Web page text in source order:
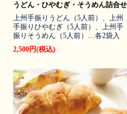
うどん・ひやむぎ・そうめん詰合せ
上州手振りうどん（5人前）、上州
手振りひやむぎ（5人前）、上州手
振りそうめん（5人前）…各2袋入
2,500円(税込)